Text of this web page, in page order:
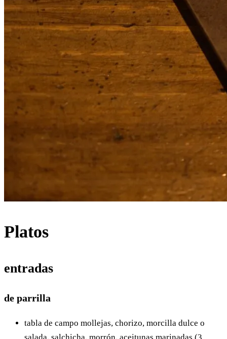
Platos
entradas
de parrilla
tabla de campo mollejas, chorizo, morcilla dulce o
salada, salchicha, morrón, aceitunas marinadas (3